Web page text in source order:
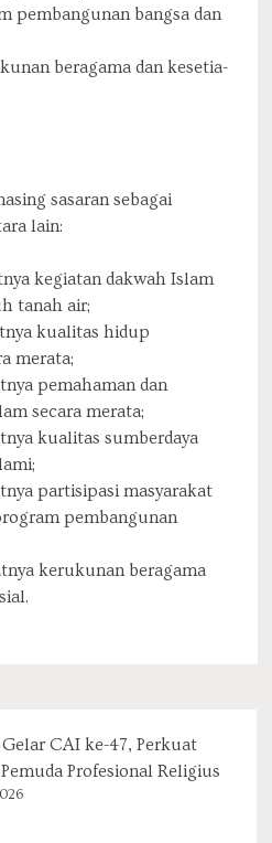
pembangunan bangsa dan
beragama dan kesetia-
sasaran sebagai
lain:
kegiatan dakwah Islam
tanah air;
kualitas hidup
merata;
pemahaman dan
secara merata;
kualitas sumberdaya
partisipasi masyarakat
pembangunan
kerukunan beragama
CAI ke-47, Perkuat
Profesional Religius